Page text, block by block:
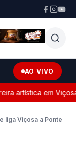
AO VIVO
em Viçosa
liga Viçosa a Ponte